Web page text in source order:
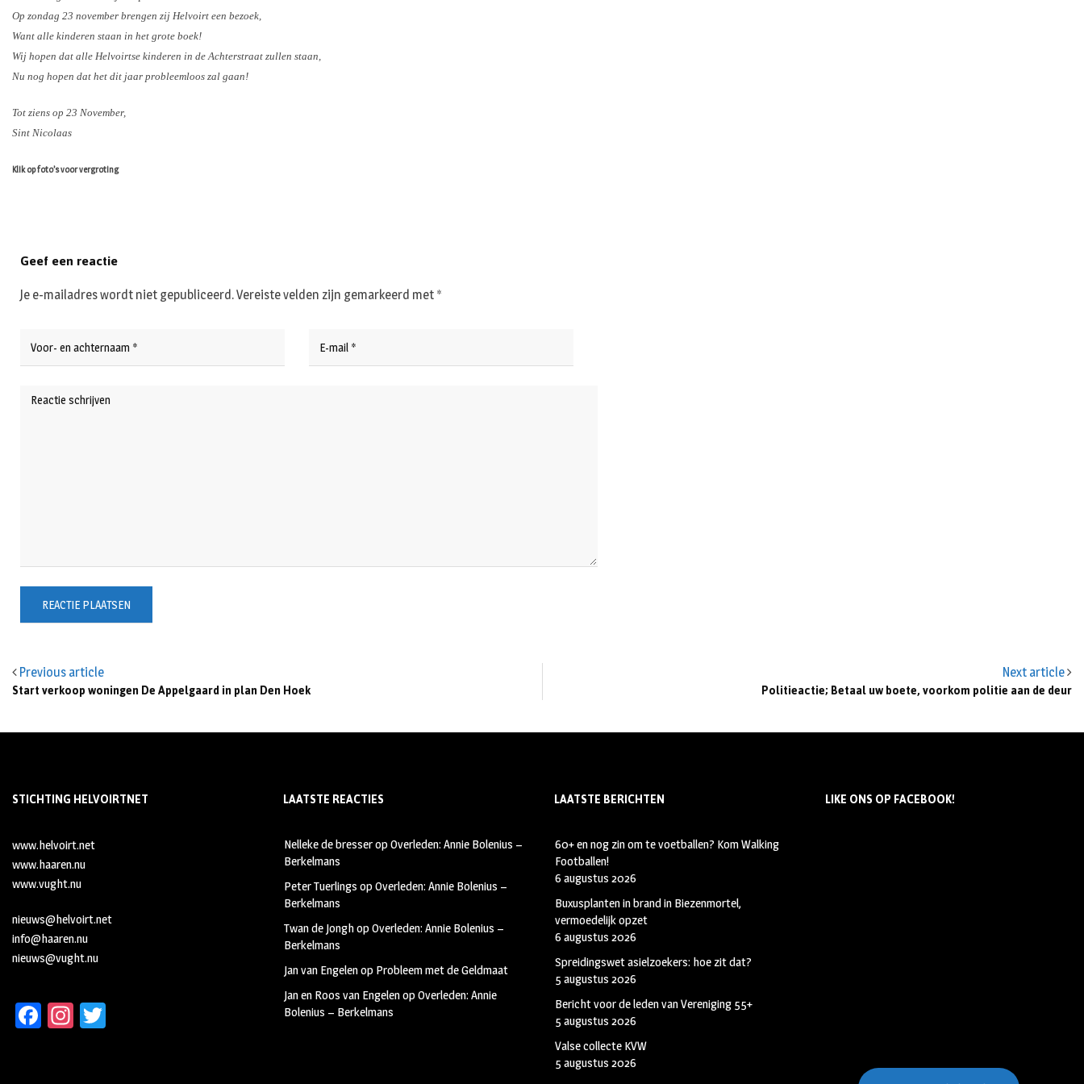
Op zondag 23 november brengen zij Helvoirt een bezoek,
Want alle kinderen staan in het grote boek!
Wij hopen dat alle Helvoirtse kinderen in de Achterstraat zullen staan,
Nu nog hopen dat het dit jaar probleemloos zal gaan!
Tot ziens op 23 November,
Sint Nicolaas
Klik op foto’s voor vergroting
Previous article
Start verkoop woningen De Appelgaard in plan Den Hoek
Next article
Politieactie; Betaal uw boete, voorkom politie aan de deur
Geef een reactie
Je e-mailadres wordt niet gepubliceerd.Vereiste velden zijn gemarkeerd met *
STICHTING HELVOIRTNET
www.helvoirt.net
www.haaren.nu
www.vught.nu
nieuws@helvoirt.net
info@haaren.nu
nieuws@vught.nu
Fa In
LAATSTE REACTIES
Nelleke de bresseropOverleden: Annie Bolenius –
Berkelmans
Peter Tuerlings opOverleden: Annie Bolenius –
Berkelmans
Twan de JonghopOverleden: Annie Bolenius –
Berkelmans
Jan van Engelenop Probleem met de Geldmaat
Jan en Roos van EngelenopOverleden: Annie
Bolenius – Berkelmans
LAATSTE BERICHTEN
60+ en nog zin om te voetballen? Kom Walking
Footballen!
6 augustus 2026
Buxusplanten in brand in Biezenmortel,
vermoedelijk opzet
6 augustus 2026
Spreidingswet asielzoekers: hoe zit dat?
5 augustus 2026
Bericht voor de leden van Vereniging 55+
5 augustus 2026
Valse collecte KVW
5 augustus 2026
LIKE ONS OP FACEBOOK!